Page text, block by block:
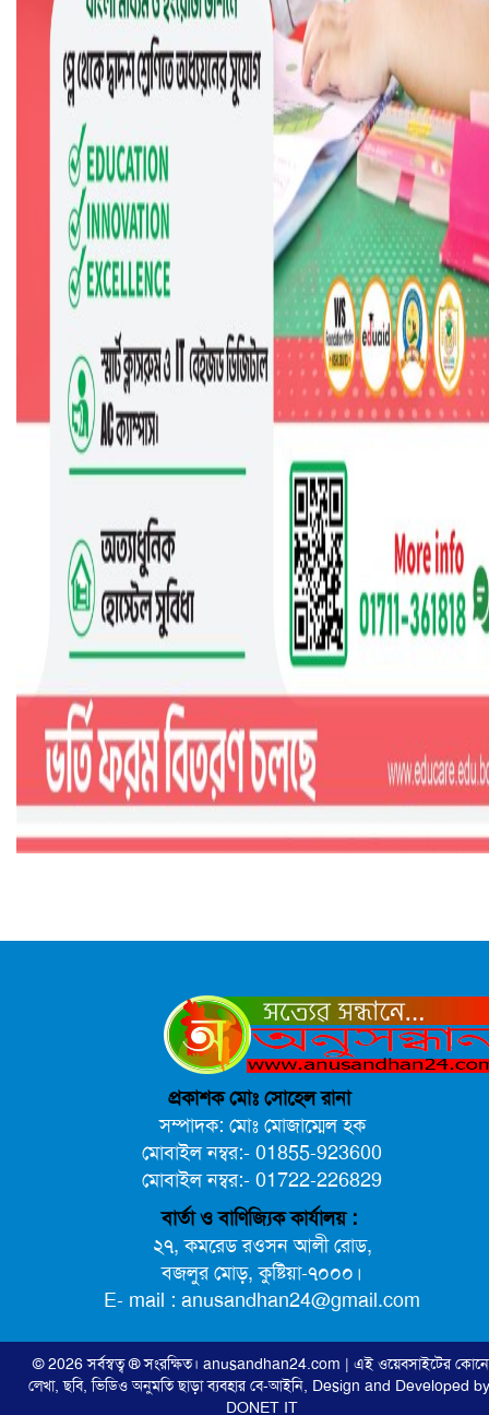
প্রকাশক মোঃ সোহেল রানা
সম্পাদক: মোঃ মোজাম্মেল হক
মোবাইল নম্বর:- 01855-923600
মোবাইল নম্বর:- 01722-226829
বার্তা ও বাণিজ্যিক কার্যালয় :
২৭, কমরেড রওসন আলী রোড,
বজলুর মোড়, কুষ্টিয়া-৭০০০।
E- mail : anusandhan24@gmail.com
© 2026 সর্বস্বত্ব ® সংরক্ষিত। anusandhan24.com | এই ওয়েবসাইটের
লেখা, ছবি, ভিডিও অনুমতি ছাড়া ব্যবহার বে-আইনি, Design and Developed
DONET IT